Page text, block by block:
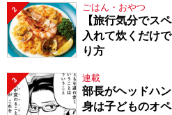
2 ごはん・おやつ
【旅行気分でス
入れて炊くだけ
り方
3 連載
部長がヘッドハ
身は子どものオ